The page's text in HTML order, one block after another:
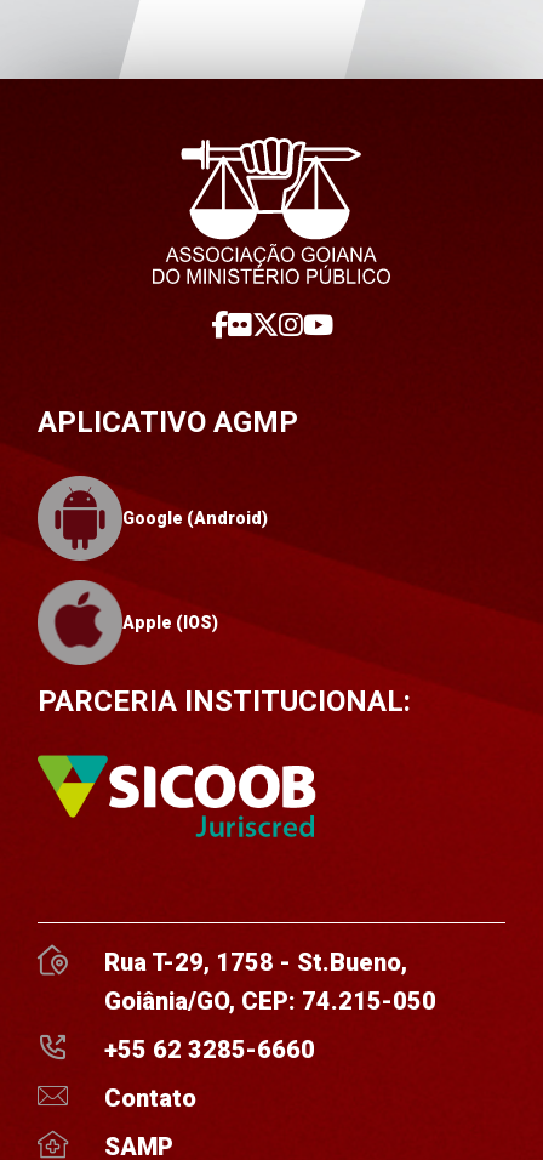
APLICATIVO AGMP
Google (Android)
Apple (IOS)
PARCERIA INSTITUCIONAL:
Rua T-29, 1758 - St.Bueno,
Goiânia/GO, CEP: 74.215-050
+55 62 3285-6660
Contato
SAMP